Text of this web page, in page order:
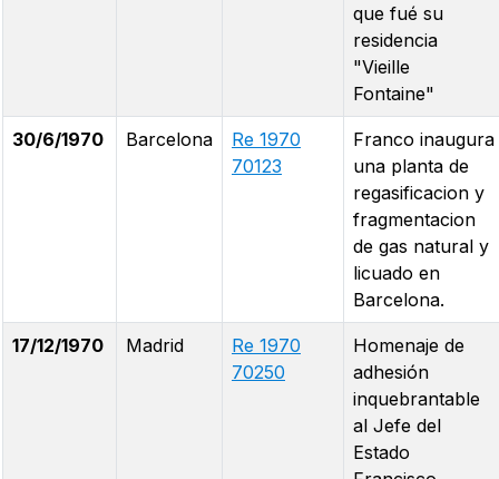
que fué su
residencia
"Vieille
Fontaine"
30/6/1970 Barcelona
Re 1970
70123
Franco inaugura
una planta de
regasificacion y
fragmentacion
de gas natural y
licuado en
Barcelona.
17/12/1970 Madrid
Re 1970
70250
Homenaje de
adhesión
inquebrantable
al Jefe del
Estado